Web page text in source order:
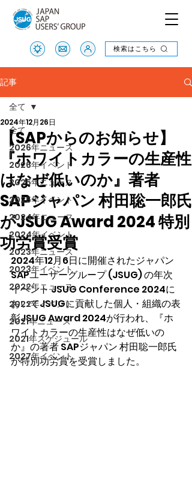
検索はこちら
検索はこちら
記事
全て
2026年ニュース
2026年イベント
2025年ニュース
2025年イベント
2024年ニュース
2024年イベント
2023年ニュース
2023年イベント
2022年ニュース
2022年イベント
2021年ニュース
2021年スケジュール
2027年イベント
全て
【SAPからのお知らせ】
『ホワイトカラーの生産性
はなぜ低いのか』著者
SAPジャパン 村田聡一郎氏
がJSUG Award 2024 特別
功労賞受賞
2024年12月26日
2024年12月6日に開催されたジャパン
SAPユーザーグループ (JSUG) の年次
イベント JSUG Conference 2024に
おいてJSUGに貢献した個人・組織の表
彰JSUG Award 2024が行われ、『ホ
ワイトカラーの生産性はなぜ低いの
か』の著者 SAPジャパン 村田聡一郎氏
が特別功労賞を受賞しました。